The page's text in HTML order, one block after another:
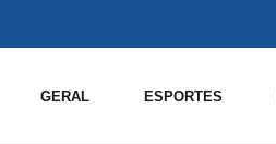
GERAL ESPORTES